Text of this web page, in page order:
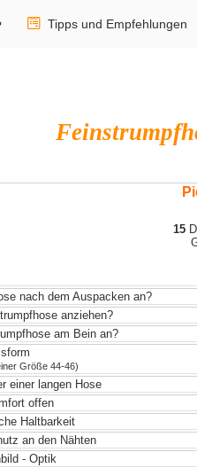
Tipps und Empfehlungen
15
nach dem Auspacken an?
anziehen?
am Bein an?
Größe 44-46)
einer langen Hose
offen
Haltbarkeit
an den Nähten
- Optik